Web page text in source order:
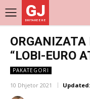
GJ
DRITARE E RE
“LOBI-EURO
PAKATEGORI
10 Dhjetor 2021 Updated: